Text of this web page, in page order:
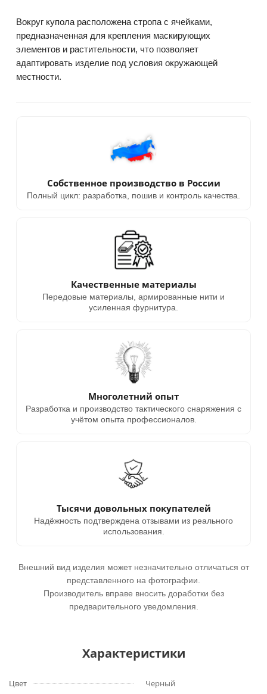
Вокруг купола расположена стропа с ячейками,
предназначенная для крепления маскирующих
элементов и растительности, что позволяет
адаптировать изделие под условия окружающей
местности.
Собственное производство в России
Полный цикл: разработка, пошив и контроль качества.
Качественные материалы
Передовые материалы, армированные нити и
усиленная фурнитура.
Многолетний опыт
Разработка и производство тактического снаряжения с
учётом опыта профессионалов.
Тысячи довольных покупателей
Надёжность подтверждена отзывами из реального
использования.
Внешний вид изделия может незначительно отличаться от
представленного на фотографии.
Производитель вправе вносить доработки без
предварительного уведомления.
Характеристики
Цвет Черный